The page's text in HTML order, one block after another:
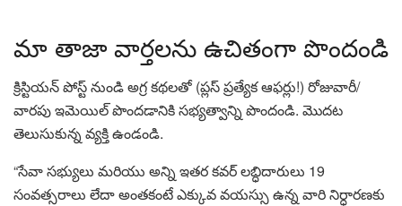
మా తాజా వార్తలను ఉచితంగా పొందండి
క్రిస్టియన్ పోస్ట్ నుండి అగ్ర కథలతో (ప్లస్ ప్రత్యేక ఆఫర్లు!) రోజువారీ/
వారపు ఇమెయిల్ పొందడానికి సభ్యత్వాన్ని పొందండి. మొదట
తెలుసుకున్న వ్యక్తి ఉండండి.
“సేవా సభ్యులు మరియు అన్ని ఇతర కవర్ లబ్ధిదారులు 19
సంవత్సరాలు లేదా అంతకంటే ఎక్కువ వయస్సు ఉన్న వారి నిర్ధారణకు